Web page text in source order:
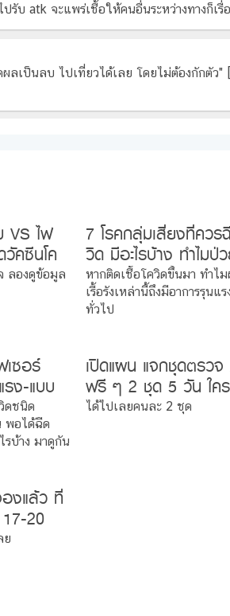
รับ atk จะแพร่เชื้อให้คนอื่นระหว่างทางก็เ
เป็นลบ ไปเที่ยวได้เลย โดยไม่ต้องกักตัว"
VS ไฟ
คซีนโค
ลองดูข้อมูล
7 โรคกลุ่มเสี่ยงที่ควร
วิด มีอะไรบ้าง ทำไมป่
เสี่ยงอาการหนัก !
หากติดเชื้อโควิดขึ้นมา ทำไม
เรื้อรังเหล่านี้ถึงมีอาการรุนแ
ทั่วไป
ซอร์
รง-แบบ
ดชนิด
พอได้ฉีด
รบ้าง มาดูกัน
เปิดแผน แจกชุดตรวจ
ฟรี ๆ 2 ชุด 5 วัน ใคร
ได้..ต้องทำไง มีคำตอบ !
ได้ไปเลยคนละ 2 ชุด
องแล้ว ที่
20
ย